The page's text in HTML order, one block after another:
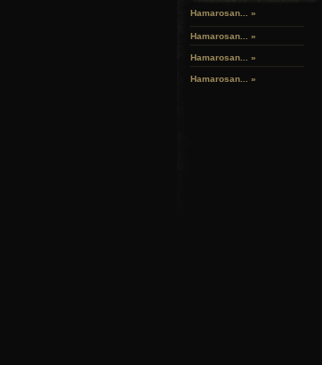
Hamarosan... »
Hamarosan... »
Hamarosan... »
Hamarosan... »